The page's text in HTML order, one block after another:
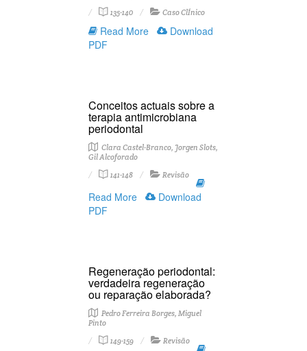
135-140
Caso ClÍnico
Read More
Download
PDF
Conceitos actuais sobre a
terapia antimicrobiana
periodontal
Clara Castel-Branco, Jorgen Slots,
Gil Alcoforado
141-148
Revisão
Read More
Download
PDF
Regeneração periodontal:
verdadeira regeneração
ou reparação elaborada?
Pedro Ferreira Borges, Miguel
Pinto
149-159
Revisão